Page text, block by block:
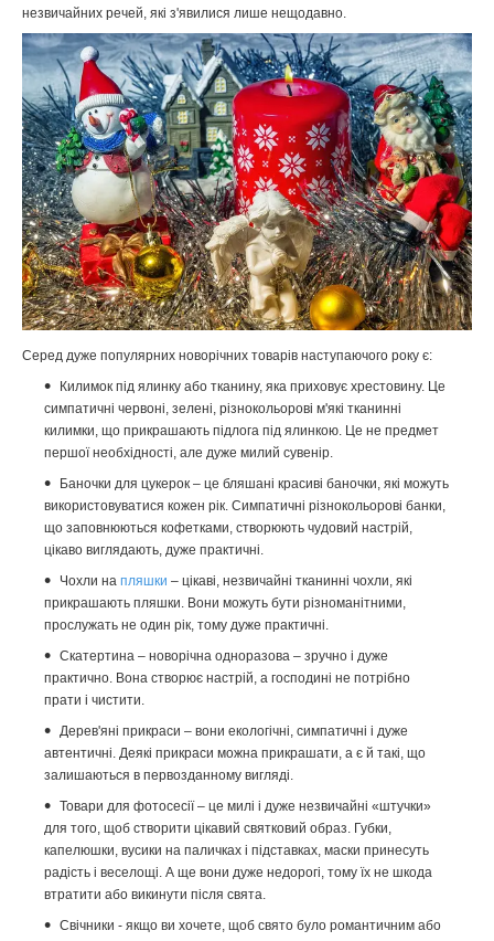
незвичайних речей, які з'явилися лише нещодавно.
Серед дуже популярних новорічних товарів наступаючого року є:
Килимок під ялинку або тканину, яка приховує хрестовину. Це
симпатичні червоні, зелені, різнокольорові м'які тканинні
килимки, що прикрашають підлога під ялинкою. Це не предмет
першої необхідності, але дуже милий сувенір.
Баночки для цукерок – це бляшані красиві баночки, які можуть
використовуватися кожен рік. Симпатичні різнокольорові банки,
що заповнюються кофетками, створюють чудовий настрій,
цікаво виглядають, дуже практичні.
Чохли на пляшки – цікаві, незвичайні тканинні чохли, які
прикрашають пляшки. Вони можуть бути різноманітними,
прослужать не один рік, тому дуже практичні.
Скатертина – новорічна одноразова – зручно і дуже
практично. Вона створює настрій, а господині не потрібно
прати і чистити.
Дерев'яні прикраси – вони екологічні, симпатичні і дуже
автентичні. Деякі прикраси можна прикрашати, а є й такі, що
залишаються в первозданному вигляді.
Товари для фотосесії – це милі і дуже незвичайні «штучки»
для того, щоб створити цікавий святковий образ. Губки,
капелюшки, вусики на паличках і підставках, маски принесуть
радість і веселощі. А ще вони дуже недорогі, тому їх не шкода
втратити або викинути після свята.
Свічники - якщо ви хочете, щоб свято було романтичним або